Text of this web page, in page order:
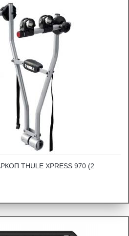
THULE XPRESS 970 (2